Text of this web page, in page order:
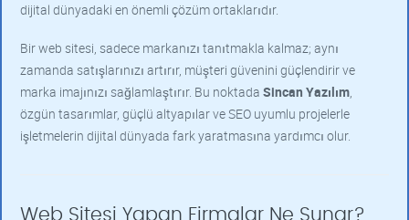
dijital dünyadaki en önemli çözüm ortaklarıdır.
Bir web sitesi, sadece markanızı tanıtmakla kalmaz; aynı
zamanda satışlarınızı artırır, müşteri güvenini güçlendirir ve
marka imajınızı sağlamlaştırır. Bu noktada Sincan Yazılım,
özgün tasarımlar, güçlü altyapılar ve SEO uyumlu projelerle
işletmelerin dijital dünyada fark yaratmasına yardımcı olur.
Web Sitesi Yapan Firmalar Ne Sunar?